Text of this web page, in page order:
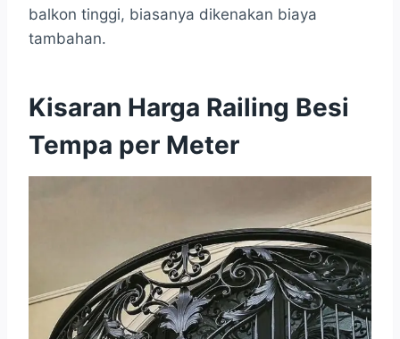
balkon tinggi, biasanya dikenakan biaya
tambahan.
Kisaran Harga Railing Besi
Tempa per Meter